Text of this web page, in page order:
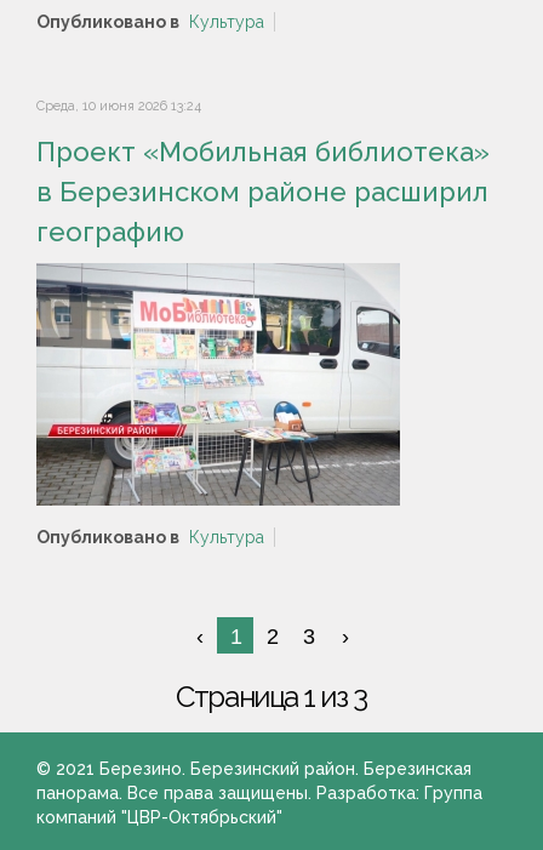
Опубликовано в Культура
Среда, 10 июня 2026 13:24
Проект «Мобильная библиотека»
в Березинском районе расширил
географию
Опубликовано в Культура
1 2 3
Страница 1 из 3
© 2021 Березино. Березинский район. Березинская
панорама. Все права защищены. Разработка: Группа
компаний "ЦВР-Октябрьский"